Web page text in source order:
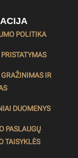
POLITIKA
GRAŽINIMAS IR
DUOMENYS
PASLAUGŲ
TAISYKLĖS